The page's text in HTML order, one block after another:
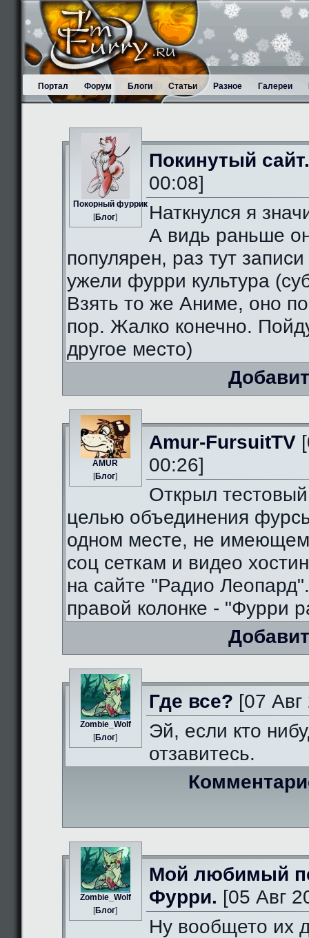
Портал Форум Блоги Статьи Разное Галереи
Пoкорный фуррик
[Блог]
Покинутый сайт.
00:08]
Наткнулся я
А видь раньше
популярен, раз тут
ужели фурри культура
Взять то же Аниме, оно
пор. Жалко конечно.
другое место)
AMUR
[Блог]
Amur-FursuitTV
00:26]
Открыл
целью объединения
одном месте, не
соц сеткам и видео
на сайте "Радио
правой колонке - "Фурри
Zombie_Wolf
[Блог]
Где все? [07
Эй, если кто
отзавитесь.
Zombie_Wolf
[Блог]
Мой любимый
Фурри. [05 Авг
Ну вообщето их